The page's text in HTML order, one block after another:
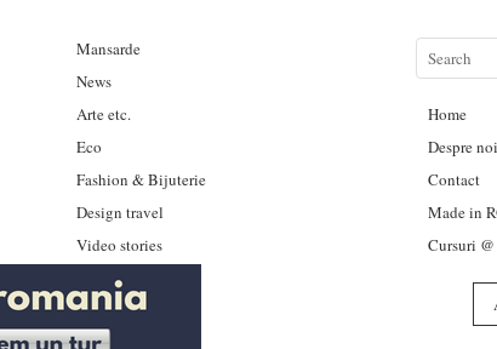
Mansarde
News
Arte etc.
Eco
Fashion & Bijuterie
Design travel
Video stories
Home
Despre noi
Contact
Made in
Cursuri